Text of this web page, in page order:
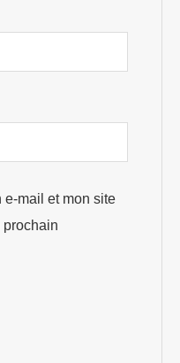
e-mail et mon site